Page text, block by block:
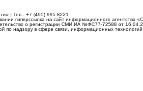
| Тел.: +7 (495) 995-8221
гиперссылка на сайт информационного агентства
о регистрации СМИ ИА №ФС77-72588 от
по надзору в сфере связи, информационных